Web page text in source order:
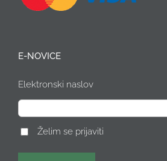
E-NOVICE
Elektronski naslov
Želim se prijaviti